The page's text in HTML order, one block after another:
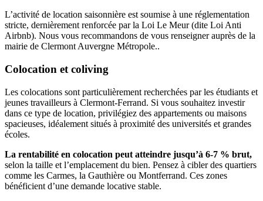
L’activité de location saisonnière est soumise à une réglementation
stricte, dernièrement renforcée par la Loi Le Meur (dite Loi Anti
Airbnb). Nous vous recommandons de vous renseigner auprès de la
mairie de Clermont Auvergne Métropole..
Colocation et coliving
Les colocations sont particulièrement recherchées par les étudiants et
jeunes travailleurs à Clermont-Ferrand. Si vous souhaitez investir
dans ce type de location, privilégiez des appartements ou maisons
spacieuses, idéalement situés à proximité des universités et grandes
écoles.
La rentabilité en colocation peut atteindre jusqu’à 6-7 % brut,
selon la taille et l’emplacement du bien. Pensez à cibler des quartiers
comme les Carmes, la Gauthière ou Montferrand. Ces zones
bénéficient d’une demande locative stable.